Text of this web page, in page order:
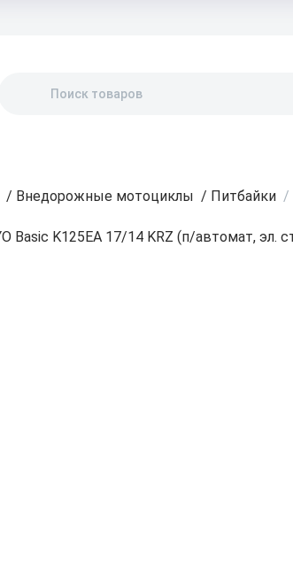
/ Внедорожные мотоциклы / Питбайки /